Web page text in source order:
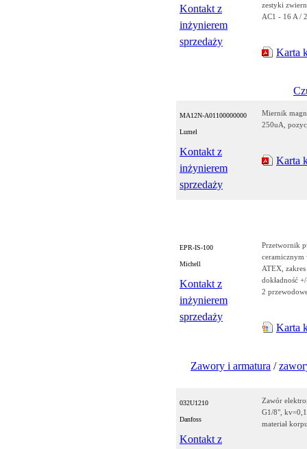
Kontakt z
inżynierem
sprzedaży
zestyki
AC1 - 16 A /
Karta
MA12N-A01100000000
Lumel
Kontakt z
inżynierem
sprzedaży
Miernik
250uA,
Karta
EPR-IS-100
Michell
Kontakt z
inżynierem
sprzedaży
Przetwornik
ceramicznym
ATEX,
dokładność
2
Karta
Zawory i armatura /
032U1210
Danfoss
Kontakt z
Zawór
G1/8",
materiał